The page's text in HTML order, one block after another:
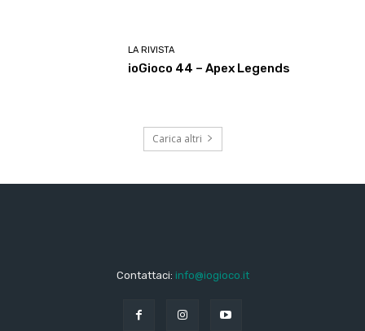
LA RIVISTA
ioGioco 44 – Apex Legends
Carica altri
Contattaci: info@iogioco.it